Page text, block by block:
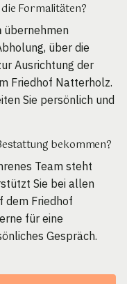
Formalitäten?
übernehmen
über die
Ausrichtung der
Friedhof Natterholz.
Sie persönlich und
bekommen?
Team steht
Sie bei allen
dem Friedhof
für eine
Gespräch.